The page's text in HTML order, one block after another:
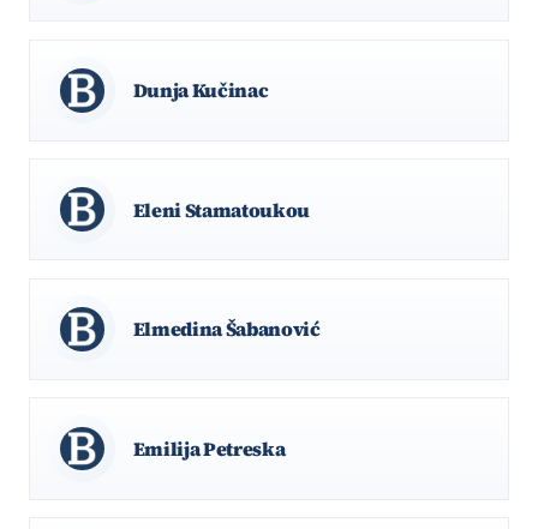
Dunja Kučinac
Eleni Stamatoukou
Elmedina Šabanović
Emilija Petreska